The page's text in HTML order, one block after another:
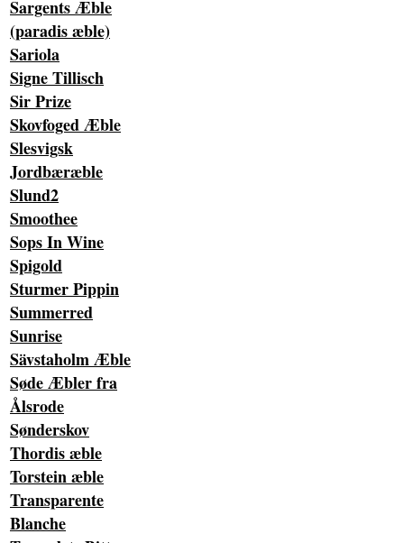
Sargents Æble
(paradis æble)
Sariola
Signe Tillisch
Sir Prize
Skovfoged Æble
Slesvigsk
Jordbæræble
Slund2
Smoothee
Sops In Wine
Spigold
Sturmer Pippin
Summerred
Sunrise
Sävstaholm Æble
Søde Æbler fra
Ålsrode
Sønderskov
Thordis æble
Torstein æble
Transparente
Blanche